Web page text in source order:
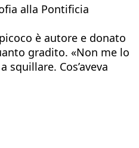
alla Pontificia
è autore e donato
gradito. «Non me lo
Cos’aveva